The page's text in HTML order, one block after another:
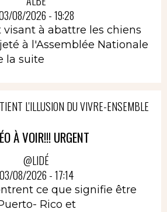
08/2026 - 19:28
à abattre les chiens
à l'Assemblée Nationale
la suite
L'ILLUSION DU VIVRE-ENSEMBLE
À VOIR!!! URGENT
@LIDÉ
03/08/2026 - 17:14
ce que signifie être
Rico et